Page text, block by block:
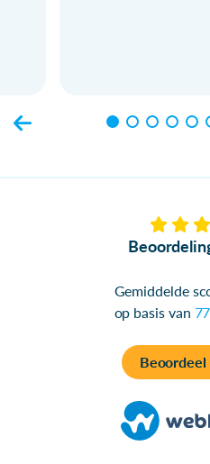
Gemiddelde
op basis van
Beoordeel